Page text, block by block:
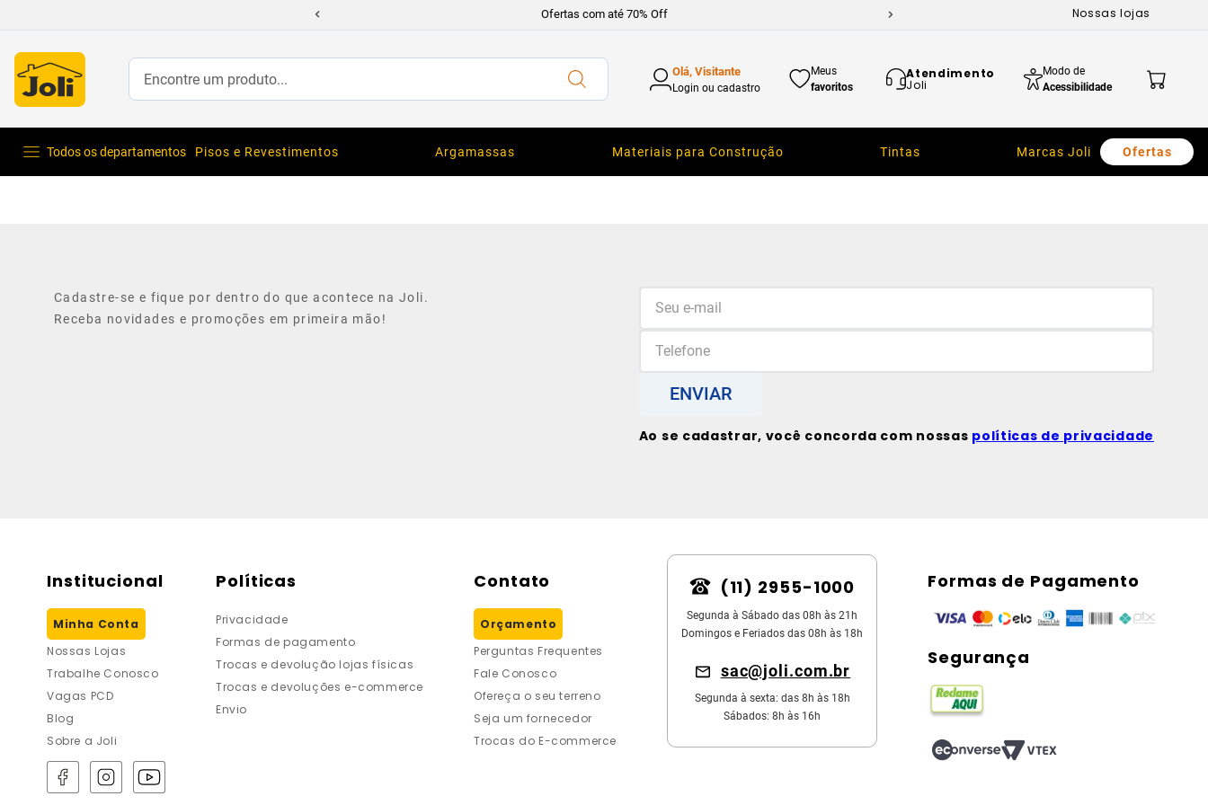
Ofertas com até 70% Off Nossas lojas
Encontre um produto... Olá, Visitante
Login ou cadastro
Meus
favoritos
Atendimento
Joli
Modo de
Acessibilidade
Todos os departamentos Pisos e Revestimentos Argamassas Materiais para Construção Tintas Marcas Joli Ofertas
Cadastre-se e fique por dentro do que acontece na Joli.
Receba novidades e promoções em primeira mão!
ENVIAR
Ao se cadastrar, você concorda com nossas políticas de privacidade
Institucional
Minha Conta
Nossas Lojas
Trabalhe Conosco
Vagas PCD
Blog
Sobre a Joli
Políticas
Privacidade
Formas de pagamento
Trocas e devolução lojas físicas
Trocas e devoluções e-commerce
Envio
Contato
Orçamento
Perguntas Frequentes
Fale Conosco
Ofereça o seu terreno
Seja um fornecedor
Trocas do E-commerce
(11) 2955-1000
Segunda à Sábado das 08h às 21h
Domingos e Feriados das 08h às 18h
sac@joli.com.br
Segunda à sexta: das 8h às 18h
Sábados: 8h às 16h
Formas de Pagamento
Segurança